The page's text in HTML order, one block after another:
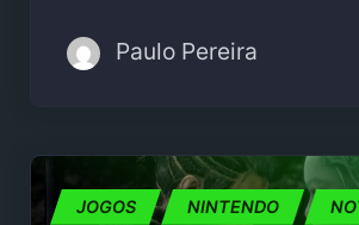
Paulo Pereira
JOGOS NINTENDO